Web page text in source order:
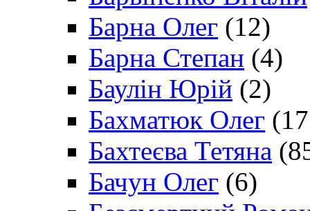
Барна Олег (12)
Барна Степан (4)
Баулін Юрій (2)
Бахматюк Олег
Бахтеєва Тетяна
Бачун Олег (6)